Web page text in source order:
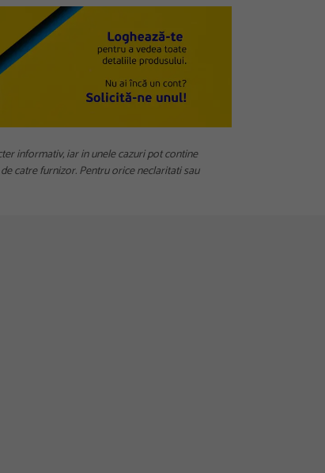
informativ, iar in unele cazuri pot contine
catre furnizor. Pentru orice neclaritati sau